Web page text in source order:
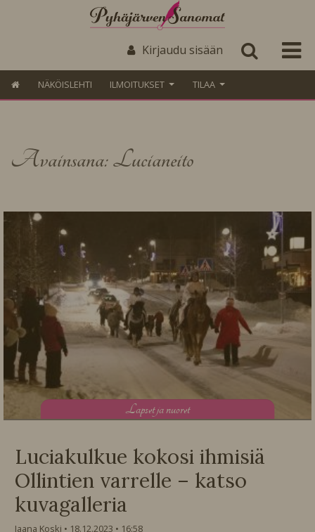
Kirjaudu sisään
NÄKÖISLEHTI ILMOITUKSET TILAA
Avainsana: Lucianeito
Lapset ja nuoret
Luciakulkue kokosi ihmisiä
Ollintien varrelle – katso
kuvagalleria
Jaana Koski 18.12.2023
16:58